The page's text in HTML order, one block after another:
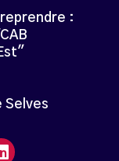
:
Selves